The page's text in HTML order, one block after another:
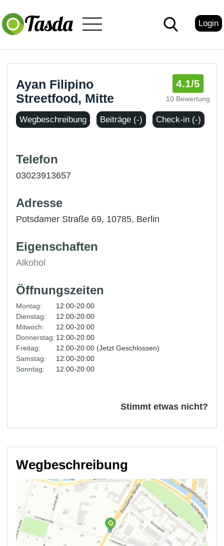
Login
Ayan Filipino
Streetfood, Mitte
4.1/5
10 Bewertung
Wegbeschreibung Beiträge (-) Check-in (-)
Telefon
03023913657
Adresse
Potsdamer Straße 69, 10785, Berlin
Eigenschaften
Alkohol
Öffnungszeiten
Montag:
12:00-20:00
Dienstag:
12:00-20:00
Mitwoch:
12:00-20:00
Donnerstag: 12:00-20:00
Freitag:
12:00-20:00 (Jetzt Geschlossen)
Samstag:
12:00-20:00
Sonntag:
12:00-20:00
Stimmt etwas nicht?
Wegbeschreibung